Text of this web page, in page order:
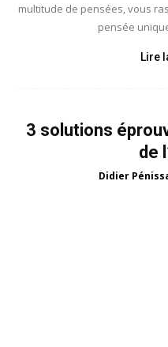
multitude de pensées, vous
pensée
Lire
3 solutions
de
Didier